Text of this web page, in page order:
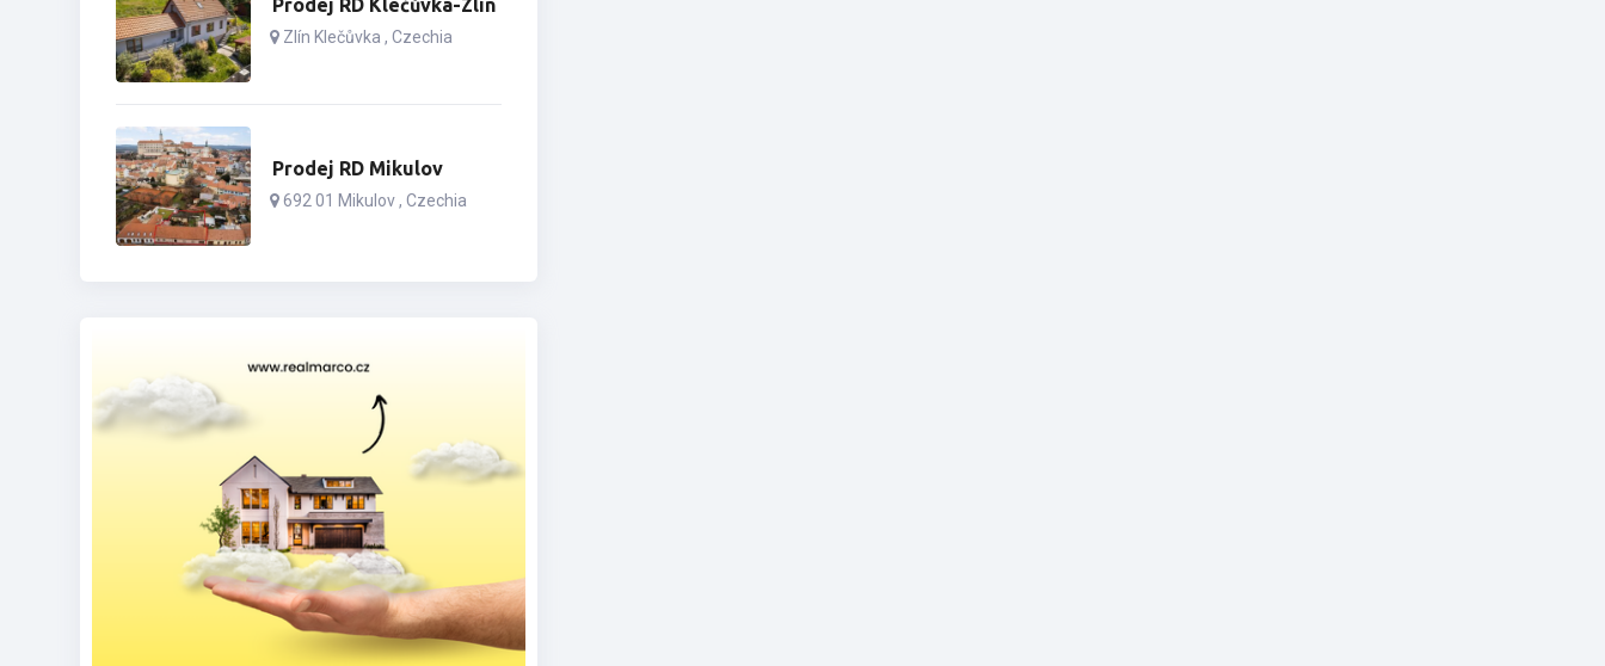
Zlín Klečůvka , Czechia
Prodej RD Mikulov
692 01 Mikulov , Czechia